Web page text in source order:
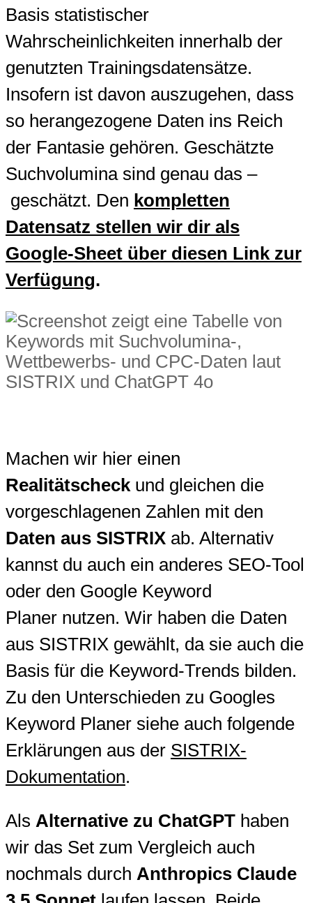
Basis statistischer
Wahrscheinlichkeiten innerhalb der
genutzten Trainingsdatensätze.
Insofern ist davon auszugehen, dass
so herangezogene Daten ins Reich
der Fantasie gehören. Geschätzte
Suchvolumina sind genau das –
geschätzt. Den kompletten
Datensatz stellen wir dir als
Google-Sheet über diesen Link zur
Verfügung.
Machen wir hier einen
Realitätscheck und gleichen die
vorgeschlagenen Zahlen mit den
Daten aus SISTRIX ab. Alternativ
kannst du auch ein anderes SEO-Tool
oder den Google Keyword
Planer nutzen. Wir haben die Daten
aus SISTRIX gewählt, da sie auch die
Basis für die Keyword-Trends bilden.
Zu den Unterschieden zu Googles
Keyword Planer siehe auch folgende
Erklärungen aus der SISTRIX-
Dokumentation.
Als Alternative zu ChatGPT haben
wir das Set zum Vergleich auch
nochmals durch Anthropics Claude